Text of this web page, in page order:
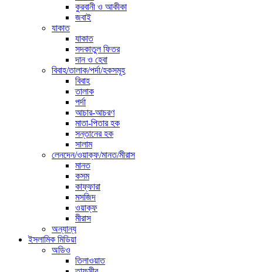
কুরবানী ও আকীকা
জবাই
যাকাত
যাকাত
সদকাতুল ফিতর
দান ও হেবা
বিবাহ/তালাক/পর্দা/হকসমূহ
বিবাহ
তালাক
পর্দা
আচার-আচরণ
মাতা-পিতার হক
সন্তানের হক
সালাম
লেনদেন/ওয়াক্ফ/মানত/মীরাস
মানত
কসম
কাফ্ফারা
মসজিদ
ওয়াক্ফ
মীরাস
অন্যান্য
ইসলামিক মিডিয়া
অডিও
তিলাওয়াত